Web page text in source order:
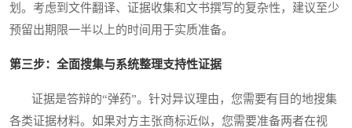
划。考虑到文件翻译、证据收集和文书撰写的复杂性，建议至少
预留出期限一半以上的时间用于实质准备。
第三步：全面搜集与系统整理支持性证据
证据是答辩的“弹药”。针对异议理由，您需要有目的地搜集
各类证据材料。如果对方主张商标近似，您需要准备两者在视